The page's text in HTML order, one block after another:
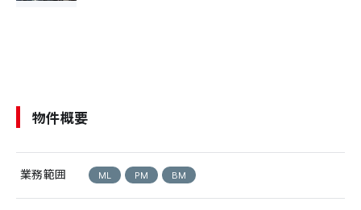
物件概要
業務範囲 ML PM BM